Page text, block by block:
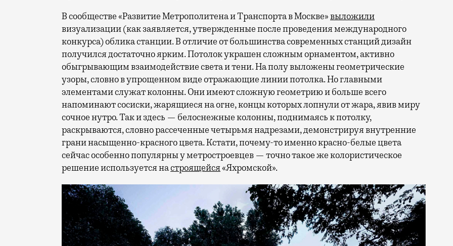
В сообществе «Развитие Метрополитена и Транспорта в Москве»выложили
визуализации (как заявляется, утвержденные после проведения международного
конкурса) облика станции. В отличие от большинства современных станций дизайн
получился достаточно ярким. Потолок украшен сложным орнаментом, активно
обыгрывающим взаимодействие света и тени. На полу выложены геометрические
узоры, словно в упрощенном виде отражающие линии потолка. Но главными
элементами служат колонны. Они имеют сложную геометрию и больше всего
напоминают сосиски, жарящиеся на огне, концы которых лопнули от жара, явив миру
сочное нутро. Так и здесь — белоснежные колонны, поднимаясь к потолку,
раскрываются, словно рассеченные четырьмя надрезами, демонстрируя внутренние
грани насыщенно-красного цвета. Кстати, почему-то именно красно-белые цвета
сейчас особенно популярны у метростроевцев — точно такое же колористическое
решение используется настроящейся«Яхромской».